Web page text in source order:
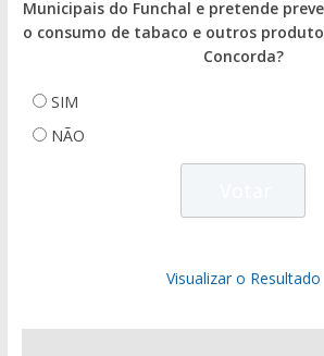
Municipais do Funchal e pretende
o consumo de tabaco e outros
Concorda?
SIM
NÃO
Visualizar o Resultado